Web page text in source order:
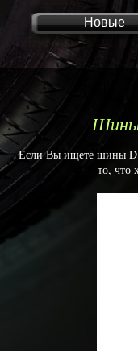
Новые
Шины
Если Вы ищете шины
то, что